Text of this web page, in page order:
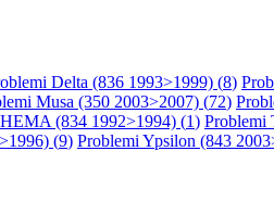
Delta (836 1993>1999) (8)
Musa (350 2003>2007) (72)
(834 1992>1994) (1) Problemi
(9) Problemi Ypsilon (843